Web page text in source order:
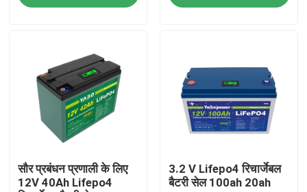
हमारे बारे में
कारखाना भ्रमण
सौर प्रबंधन प्रणाली के लिए
12V 40Ah Lifepo4
3.2 V Lifepo4 रिचार्जेबल
बैटरी सेल 100ah 20ah